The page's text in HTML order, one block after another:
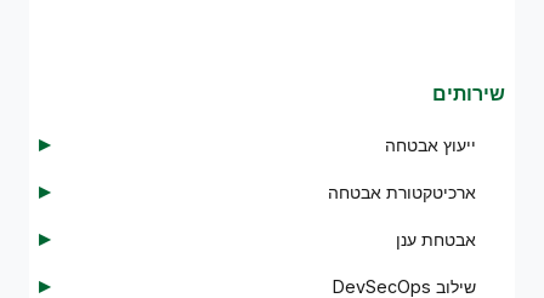
שירותים
ייעוץ אבטחה
ארכיטקטורת אבטחה
אבטחת ענן
שילוב DevSecOps